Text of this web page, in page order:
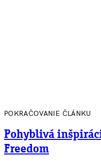
POKRAČOVANIE ČLÁNKU
Pohyblivá
Freedom